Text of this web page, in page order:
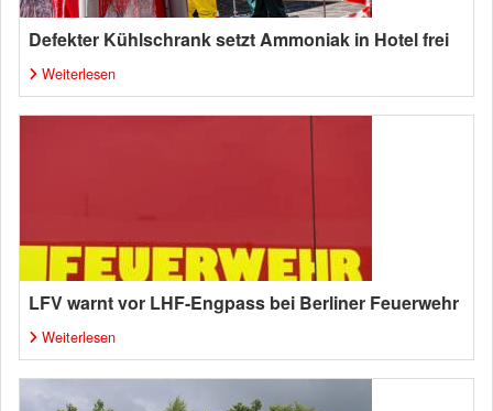
Defekter Kühlschrank setzt Ammoniak in Hotel frei
Weiterlesen
LFV warnt vor LHF-Engpass bei Berliner Feuerwehr
Weiterlesen